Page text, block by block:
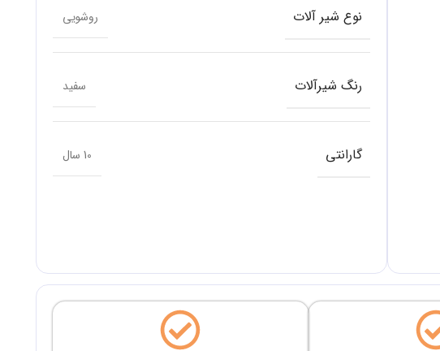
نوع شیر آلات روشویی
رنگ شیرآلات سفید
گارانتی 10 سال